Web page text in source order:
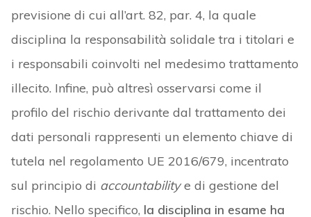
previsione di cui all’art. 82, par. 4, la quale
disciplina la responsabilità solidale tra i titolari e
i responsabili coinvolti nel medesimo trattamento
illecito. Infine, può altresì osservarsi come il
profilo del rischio derivante dal trattamento dei
dati personali rappresenti un elemento chiave di
tutela nel regolamento UE 2016/679, incentrato
sul principio di accountabilitye di gestione del
rischio. Nello specifico, la disciplina in esame ha